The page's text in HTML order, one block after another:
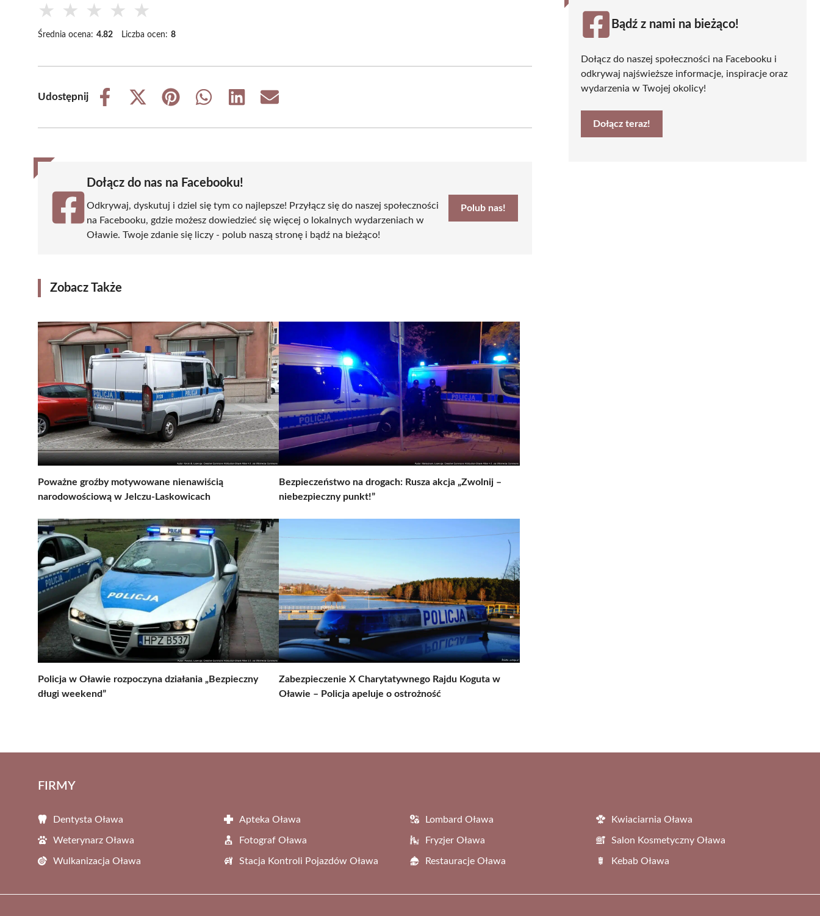
★ ★ ★ ★ ★
Średnia ocena: 4.82 Liczba ocen: 8
Udostępnij
Share
Share
(Twitter)
Share
Share
Share
Share
Dołącz do nas na Facebooku!
Odkrywaj, dyskutuj i dziel się tym co najlepsze! Przyłącz się do naszej społeczności
na Facebooku, gdzie możesz dowiedzieć się więcej o lokalnych wydarzeniach w
Oławie. Twoje zdanie się liczy - polub naszą stronę i bądź na bieżąco!
Polub nas!
Zobacz Także
Poważne groźby motywowane nienawiścią
narodowościową w Jelczu-Laskowicach
Bezpieczeństwo na drogach: Rusza akcja „Zwolnij –
niebezpieczny punkt!”
Policja w Oławie rozpoczyna działania „Bezpieczny
długi weekend”
Zabezpieczenie X Charytatywnego Rajdu Koguta w
Oławie – Policja apeluje o ostrożność
Bądź z nami na bieżąco!
Dołącz do naszej społeczności na Facebooku i
odkrywaj najświeższe informacje, inspiracje oraz
wydarzenia w Twojej okolicy!
Dołącz teraz!
FIRMY
Dentysta Oława Apteka Oława Lombard Oława Kwiaciarnia Oława
Weterynarz Oława Fotograf Oława Fryzjer Oława Salon Kosmetyczny Oława
Wulkanizacja Oława Stacja Kontroli Pojazdów Oława Restauracje Oława Kebab Oława